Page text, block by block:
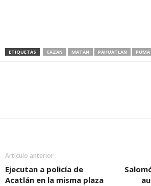
ETIQUETAS CAZAN MATAN PAHUATLAN PUMA
Artículo anterior
Ejecutan a policía de
Acatlán en la misma plaza